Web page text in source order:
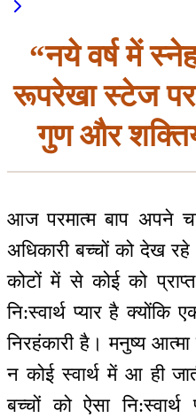
“नये वर्ष में
रूपरेखा स्टेज
गुण और
आज परमात्म बाप अपने
अधिकारी बच्चों को देख रहे
कोटों में से कोई को
नि:स्वार्थ प्यार है क्योंकि
निरहंकारी है। मनुष्य
न कोई स्वार्थ में आ ही
बच्चों को ऐसा नि:स्वार्थ